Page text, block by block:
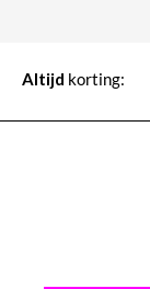
Altijd korting: